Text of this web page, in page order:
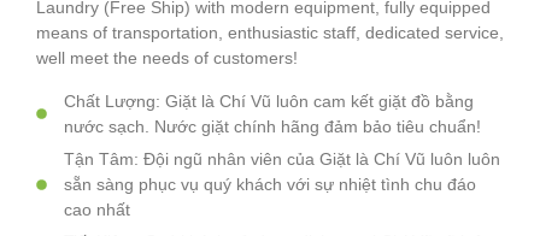
Laundry (Free Ship) with modern equipment, fully equipped
means of transportation, enthusiastic staff, dedicated service,
well meet the needs of customers!
Chất Lượng: Giặt là Chí Vũ luôn cam kết giặt đồ bằng
nước sạch. Nước giặt chính hãng đảm bảo tiêu chuẩn!
Tận Tâm: Đội ngũ nhân viên của Giặt là Chí Vũ luôn luôn
sẵn sàng phục vụ quý khách với sự nhiệt tình chu đáo
cao nhất